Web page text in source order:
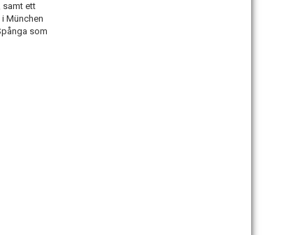
samt ett
München
som